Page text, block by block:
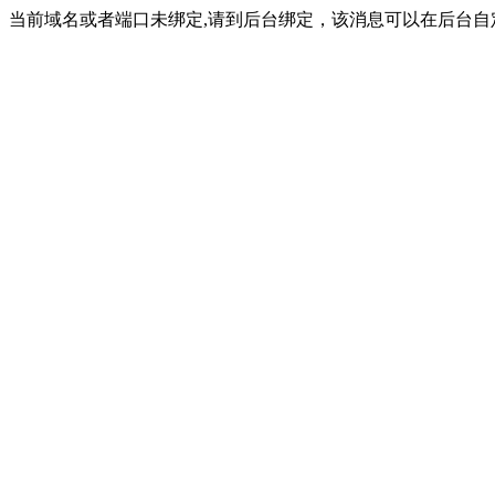
当前域名或者端口未绑定,请到后台绑定，该消息可以在后台自